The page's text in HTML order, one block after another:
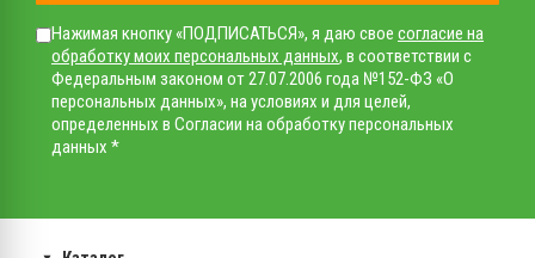
Нажимая кнопку «ПОДПИСАТЬСЯ», я даю свое согласие на
обработку моих персональных данных, в соответствии с
Федеральным законом от 27.07.2006 года №152-ФЗ «О
персональных данных», на условиях и для целей,
определенных в Согласии на обработку персональных
данных *